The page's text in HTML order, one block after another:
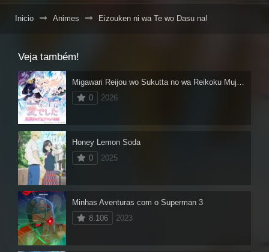
Inicio Animes Eizouken ni wa Te wo Dasu na!
Veja também!
0
2026
Honey Lemon Soda
0
2025
Minhas Aventuras com o Superman 3
8.106
2023